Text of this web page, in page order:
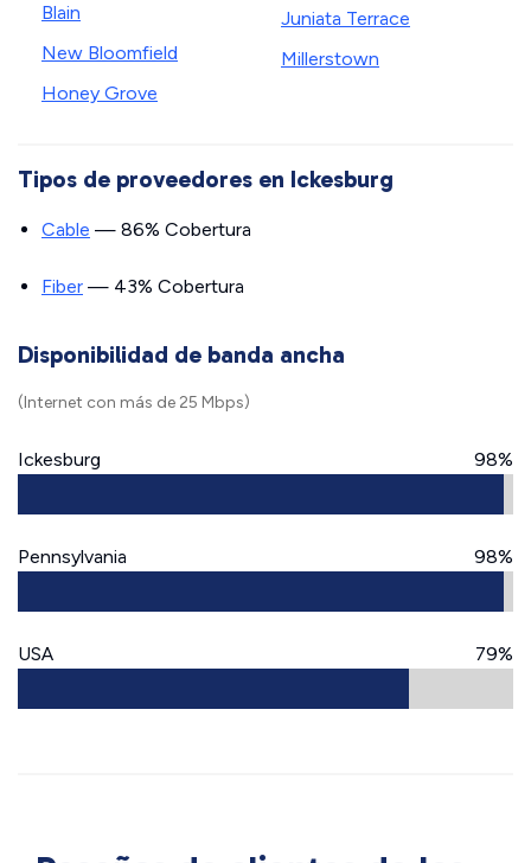
Blain
New Bloomfield
Honey Grove
Juniata Terrace
Millerstown
Tipos de proveedores en Ickesburg
Cable — 86% Cobertura
Fiber — 43% Cobertura
Disponibilidad de banda ancha
(Internet con más de 25 Mbps)
Ickesburg 98%
Pennsylvania 98%
USA 79%